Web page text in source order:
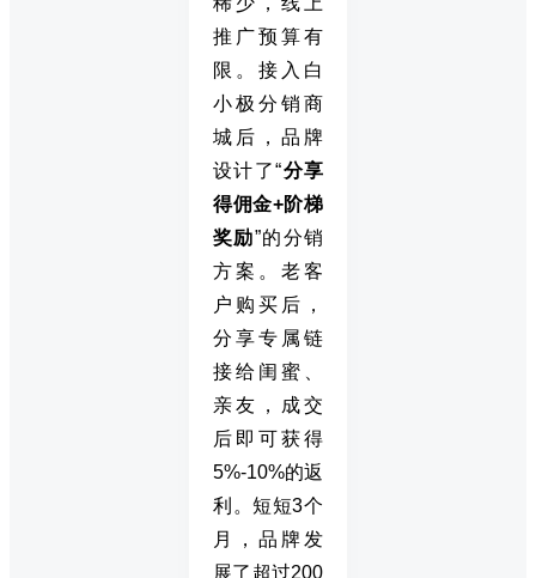
推广预算有
限。接入白
小极分销商
城后，品牌
设计了“分享
得佣金+阶梯
奖励”的分销
方案。老客
户购买后，
分享专属链
接给闺蜜、
亲友，成交
后即可获得
5%-10%的返
利。短短3个
月，品牌发
展了超过200